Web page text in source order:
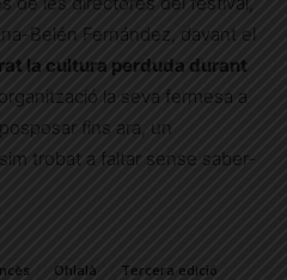
Belén Fernández, davant el
la cultura perduda durant
la seva fermesa a
fins ara, un
trobat a faltar sense saber-
Ohlalà Tercera edició